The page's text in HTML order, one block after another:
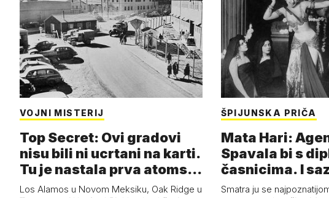
VOJNI MISTERIJ
Top Secret: Ovi gradovi
nisu bili ni ucrtani na karti.
Tu je nastala prva atoms…
Los Alamos u Novom Meksiku, Oak Ridge u
ŠPIJUNSKA PRIČA
Mata Hari:
Spavala bi s
časnicima. I
Smatra ju se